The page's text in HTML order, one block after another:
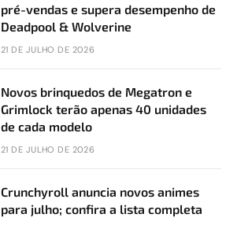
pré-vendas e supera desempenho de
Deadpool & Wolverine
21 DE JULHO DE 2026
Novos brinquedos de Megatron e
Grimlock terão apenas 40 unidades
de cada modelo
21 DE JULHO DE 2026
Crunchyroll anuncia novos animes
para julho; confira a lista completa